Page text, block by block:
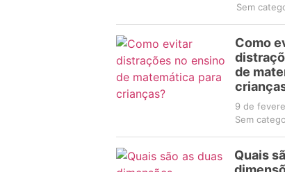
Sem
Como
de
9 de
Sem
Quais